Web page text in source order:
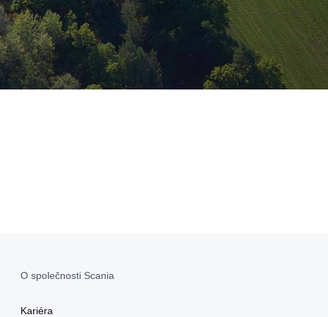
O společnosti Scania
Kariéra